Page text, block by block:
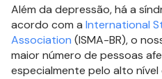
Além da depressão, há a
acordo com a International
Association (ISMA-BR), o
maior número de pessoas
especialmente pelo alto